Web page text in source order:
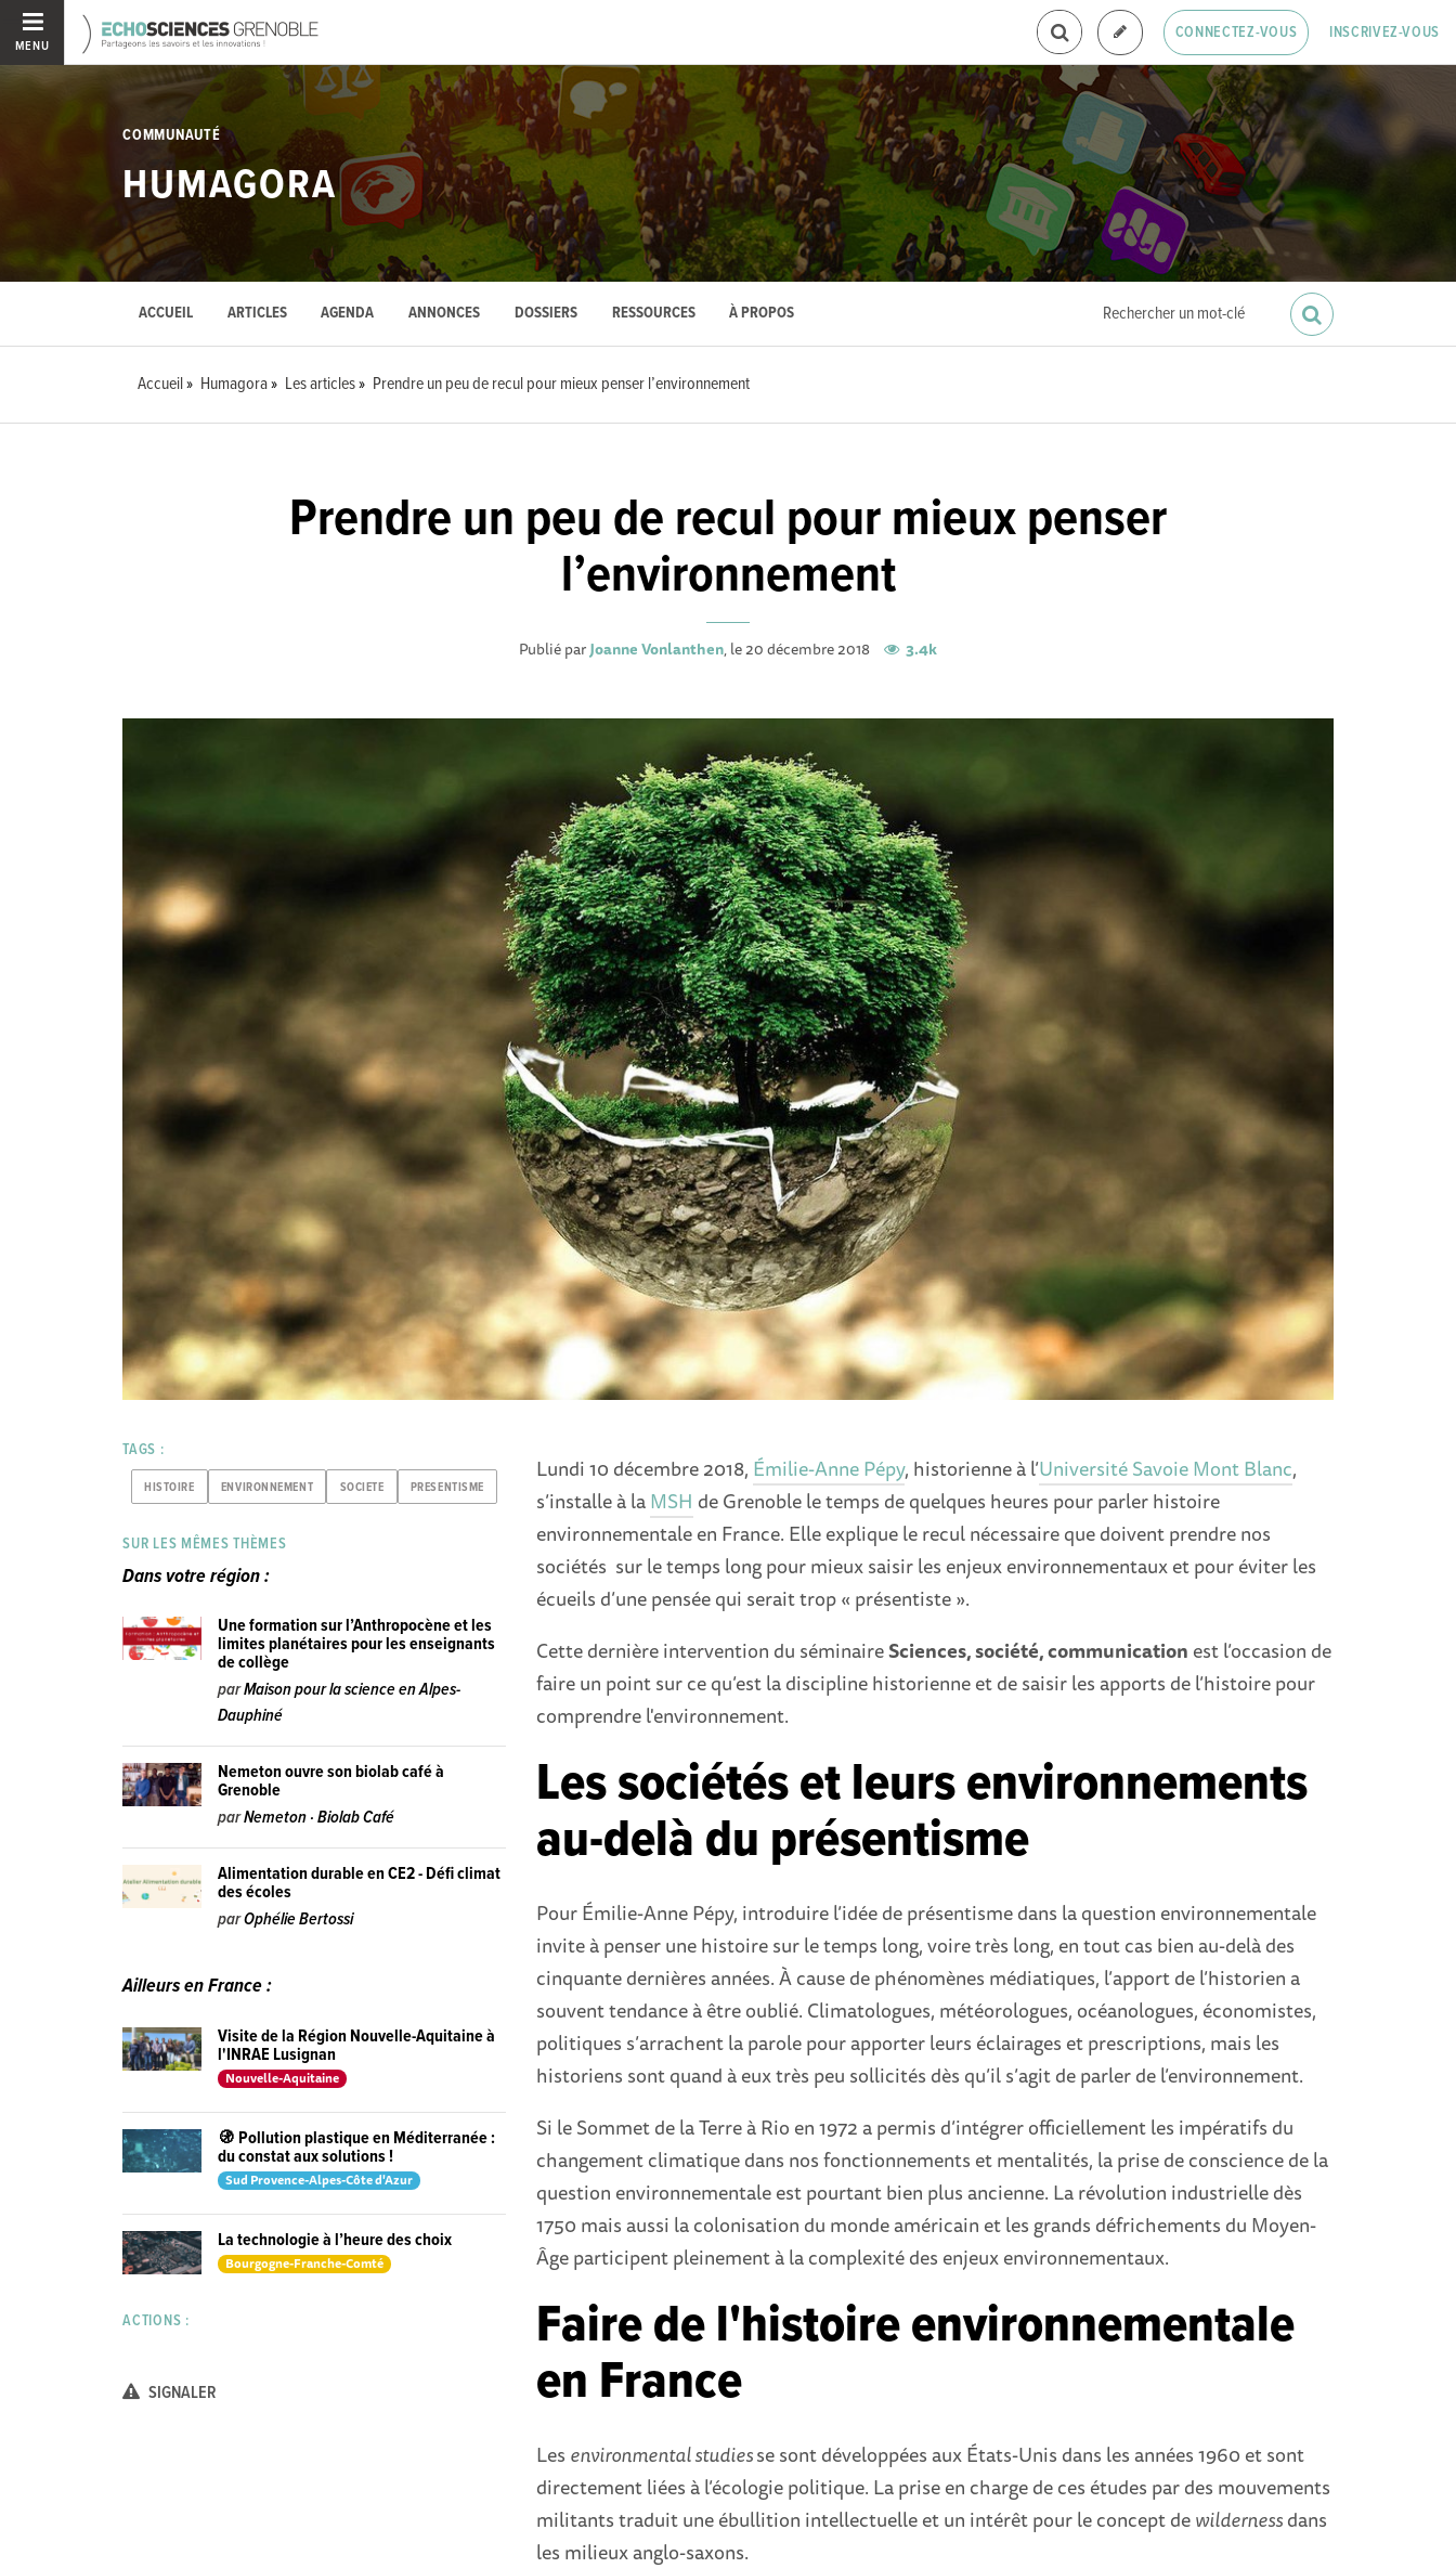
MENU
CONNECTEZ-VOUS INSCRIVEZ-VOUS
COMMUNAUTÉ
HUMAGORA
ACCUEIL ARTICLES AGENDA ANNONCES DOSSIERS RESSOURCES À PROPOS
Accueil Humagora Les articles Prendre un peu de recul pour mieux penser l’environnement
Prendre un peu de recul pour mieux penser
l’environnement
Publié parJoanne Vonlanthen, le 20 décembre 2018 3.4k
Lundi 10 décembre 2018, Émilie-Anne Pépy, historienne à l’Université Savoie Mont Blanc,
s’installe à laMSH de Grenoble le temps de quelques heures pour parler histoire
environnementale en France. Elle explique le recul nécessaire que doivent prendre nos
sociétés sur le temps long pour mieux saisir les enjeux environnementaux et pour éviter les
écueils d’une pensée qui serait trop « présentiste ».
Cette dernière intervention du séminaireSciences, société, communication est l’occasion de
faire un point sur ce qu’est la discipline historienne et de saisir les apports de l’histoire pour
comprendre l'environnement.
Les sociétés et leurs environnements
au-delà du présentisme
Pour Émilie-Anne Pépy, introduire l’idée de présentisme dans la question environnementale
invite à penser une histoire sur le temps long, voire très long, en tout cas bien au-delà des
cinquante dernières années. À cause de phénomènes médiatiques, l’apport de l’historien a
souvent tendance à être oublié. Climatologues, météorologues, océanologues, économistes,
politiques s’arrachent la parole pour apporter leurs éclairages et prescriptions, mais les
historiens sont quand à eux très peu sollicités dès qu’il s’agit de parler de l’environnement.
Si le Sommet de la Terre à Rio en 1972 a permis d’intégrer officiellement les impératifs du
changement climatique dans nos fonctionnements et mentalités, la prise de conscience de la
question environnementale est pourtant bien plus ancienne. La révolution industrielle dès
1750 mais aussi la colonisation du monde américain et les grands défrichements du Moyen-
Âge participent pleinement à la complexité des enjeux environnementaux.
Faire de l'histoire environnementale
en France
Les environmental studiesse sont développées aux États-Unis dans les années 1960 et sont
directement liées à l’écologie politique. La prise en charge de ces études par des mouvements
militants traduit une ébullition intellectuelle et un intérêt pour le concept dewildernessdans
les milieux anglo-saxons.
TAGS :
HISTOIRE ENVIRONNEMENT SOCIETE PRESENTISME
SUR LES MÊMES THÈMES
Dans votre région :
Une formation sur l’Anthropocène et les
limites planétaires pour les enseignants
de collège
parMaison pour la science en Alpes-
Dauphiné
Nemeton ouvre son biolab café à
Grenoble
parNemeton · Biolab Café
Alimentation durable en CE2 - Défi climat
des écoles
parOphélie Bertossi
Ailleurs en France :
Visite de la Région Nouvelle-Aquitaine à
l'INRAE Lusignan
Nouvelle-Aquitaine
🚯 Pollution plastique en Méditerranée :
du constat aux solutions !
Sud Provence-Alpes-Côte d'Azur
La technologie à l’heure des choix
Bourgogne-Franche-Comté
ACTIONS :
SIGNALER